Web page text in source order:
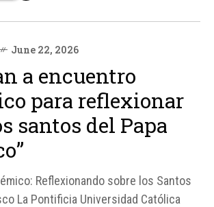
June 22, 2026
a encuentro
para reflexionar
santos del Papa
Reflexionando sobre los Santos
La Pontificia Universidad Católica